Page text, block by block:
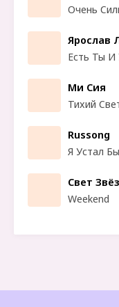
Очень
Ярослав
Есть Ты
Ми Сия
Тихий
Russong
Я Устал
Свет
Weekend